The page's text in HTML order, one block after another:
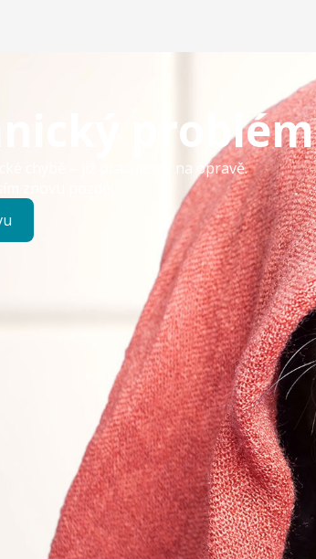
problém
chybě – již pracujeme na opravě.
znovu později.